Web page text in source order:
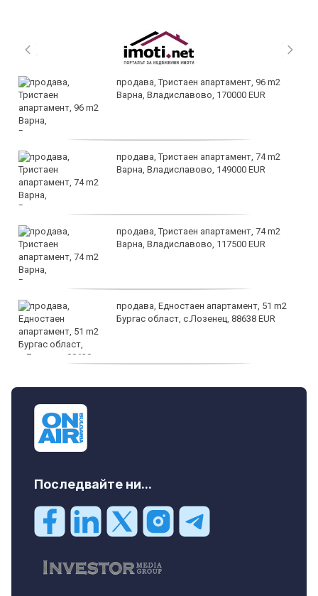
продава, Тристаен апартамент, 96 m2
Варна, Владиславово, 170000 EUR
продава, Тристаен апартамент, 74 m2
Варна, Владиславово, 149000 EUR
продава, Тристаен апартамент, 74 m2
Варна, Владиславово, 117500 EUR
продава, Едностаен апартамент, 51 m2
Бургас област, с.Лозенец, 88638 EUR
Последвайте ни...